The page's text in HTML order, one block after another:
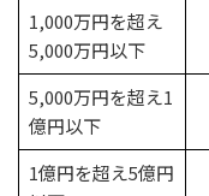
1,000万円を超え
5,000万円以下
5,000万円を超え1
億円以下
1億円を超え5億円